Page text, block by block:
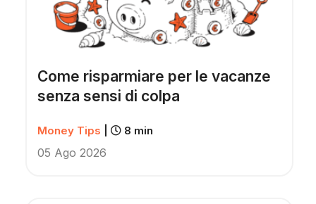
Come risparmiare per le vacanze
senza sensi di colpa
Money Tips 8 min
05 Ago 2026